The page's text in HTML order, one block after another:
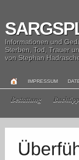
Informationen und
Sterben, Tod, Trauer
von Stephan
IMPRESSUM
Bestattung